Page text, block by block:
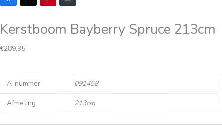
Kerstboom Bayberry Spruce 213cm
€289,95
A-nummer 091458
Afmeting 213cm